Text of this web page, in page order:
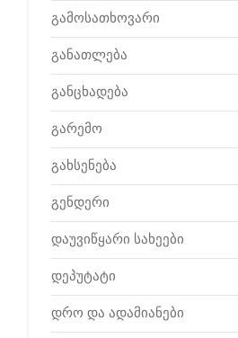
გამოსათხოვარი
განათლება
განცხადება
გარემო
გახსენება
გენდერი
დაუვიწყარი სახეები
დეპუტატი
დრო და ადამიანები